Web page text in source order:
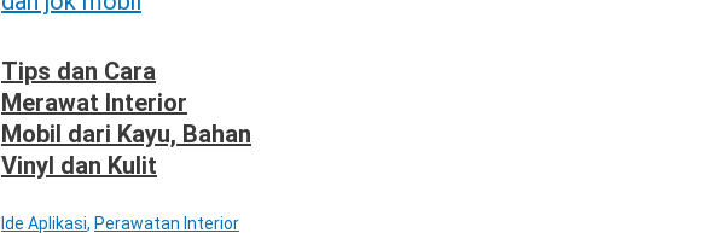
Tips dan Cara
Merawat Interior
Mobil dari Kayu, Bahan
Vinyl dan Kulit
Ide Aplikasi, Perawatan Interior